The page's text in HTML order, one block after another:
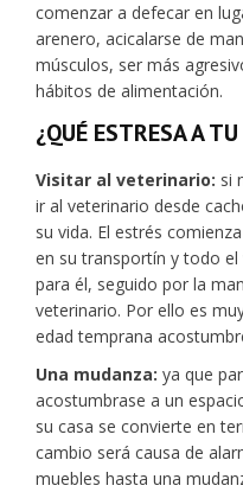
comenzar a defecar en
arenero, acicalarse de
músculos, ser más
hábitos de alimentación.
¿QUÉ ESTRESA A
Visitar al veterinario: si
ir al veterinario desde
su vida. El estrés
en su transportín y todo
para él, seguido por la
veterinario. Por ello es
edad temprana
Una mudanza: ya que
acostumbrase a un
su casa se convierte en
cambio será causa de
muebles hasta una